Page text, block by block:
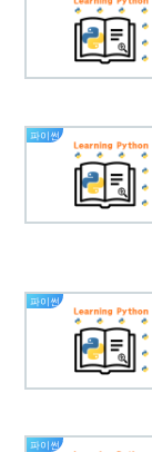
파이썬
파이썬
파이썬